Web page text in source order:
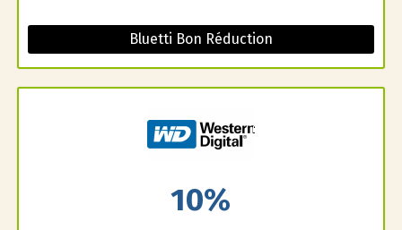
Bluetti Bon Réduction
10%